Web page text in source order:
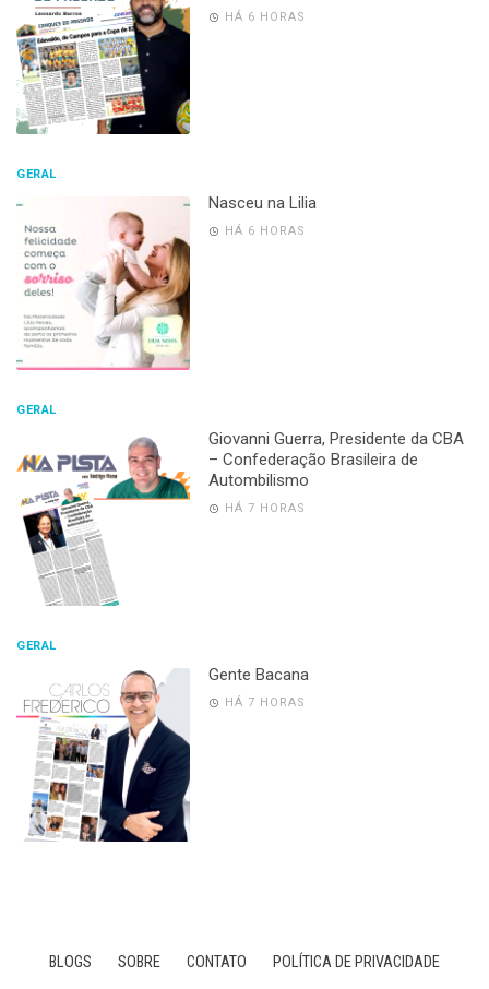
HÁ 6 HORAS
GERAL
Nasceu na Lilia
HÁ 6 HORAS
GERAL
Giovanni Guerra, Presidente da CBA
– Confederação Brasileira de
Autombilismo
HÁ 7 HORAS
GERAL
Gente Bacana
HÁ 7 HORAS
BLOGS SOBRE CONTATO
POLÍTICA DE PRIVACIDADE